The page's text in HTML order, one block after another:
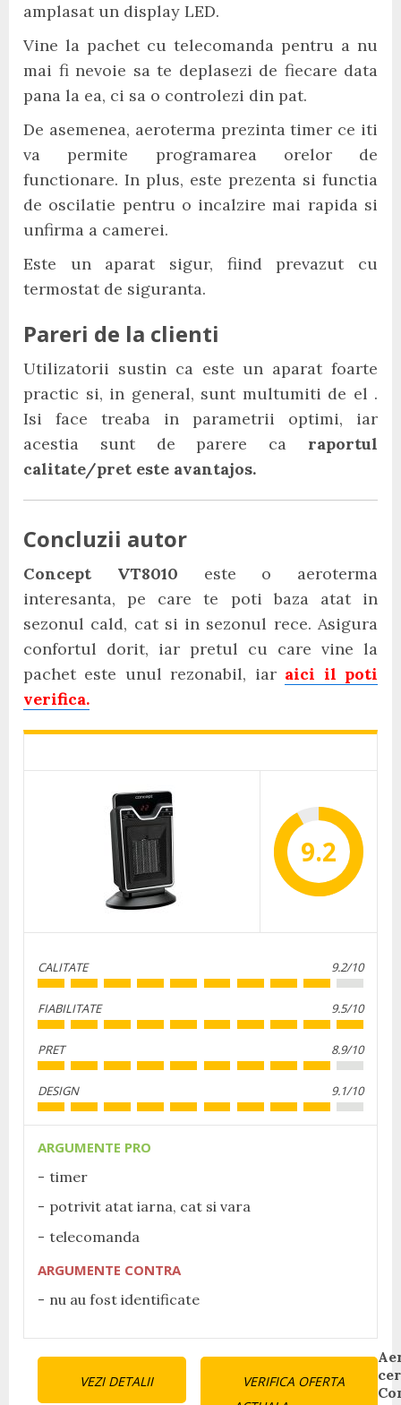
amplasat un display LED.
Vine la pachet cu telecomanda pentru a nu
mai fi nevoie sa te deplasezi de fiecare data
pana la ea, ci sa o controlezi din pat.
De asemenea, aeroterma prezinta timer ce iti
va permite programarea orelor de
functionare. In plus, este prezenta si functia
de oscilatie pentru o incalzire mai rapida si
unfirma a camerei.
Este un aparat sigur, fiind prevazut cu
termostat de siguranta.
Pareri de la clienti
Utilizatorii sustin ca este un aparat foarte
practic si, in general, sunt multumiti de el .
Isi face treaba in parametrii optimi, iar
acestia sunt de parere ca raportul
calitate/pret este avantajos.
Concluzii autor
Concept VT8010 este o aeroterma
interesanta, pe care te poti baza atat in
sezonul cald, cat si in sezonul rece. Asigura
confortul dorit, iar pretul cu care vine la
pachet este unul rezonabil, iar aici il poti
verifica.
9.2
CALITATE 9.2/10
FIABILITATE 9.5/10
PRET 8.9/10
DESIGN 9.1/10
ARGUMENTE PRO
timer
potrivit atat iarna, cat si vara
telecomanda
ARGUMENTE CONTRA
nu au fost identificate
VEZI DETALII
VERIFICA OFERTA
Continue